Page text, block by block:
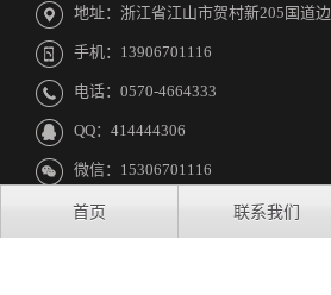
地址：浙江省江山市贺村新205国道边
手机：13906701116
电话：0570-4664333
QQ：414444306
微信：15306701116
首页 联系我们